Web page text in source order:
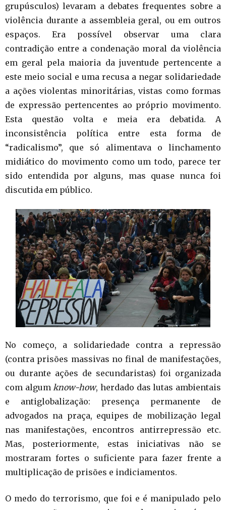
grupúsculos) levaram a debates frequentes sobre a
violência durante a assembleia geral, ou em outros
espaços. Era possível observar uma clara
contradição entre a condenação moral da violência
em geral pela maioria da juventude pertencente a
este meio social e uma recusa a negar solidariedade
a ações violentas minoritárias, vistas como formas
de expressão pertencentes ao próprio movimento.
Esta questão volta e meia era debatida. A
inconsistência política entre esta forma de
“radicalismo”, que só alimentava o linchamento
midiático do movimento como um todo, parece ter
sido entendida por alguns, mas quase nunca foi
discutida em público.
No começo, a solidariedade contra a repressão
(contra prisões massivas no final de manifestações,
ou durante ações de secundaristas) foi organizada
com algum know-how, herdado das lutas ambientais
e antiglobalização: presença permanente de
advogados na praça, equipes de mobilização legal
nas manifestações, encontros antirrepressão etc.
Mas, posteriormente, estas iniciativas não se
mostraram fortes o suficiente para fazer frente a
multiplicação de prisões e indiciamentos.
O medo do terrorismo, que foi e é manipulado pelo